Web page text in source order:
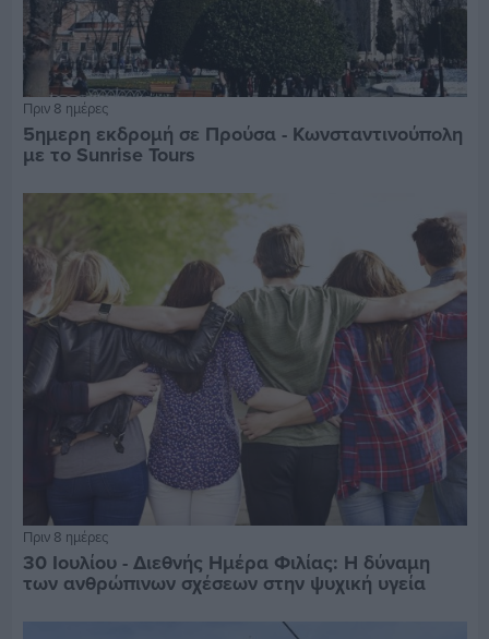
Πριν 8 ημέρες
5ημερη εκδρομή σε Προύσα - Κωνσταντινούπολη
με το Sunrise Tours
Πριν 8 ημέρες
30 Ιουλίου - Διεθνής Ημέρα Φιλίας: Η δύναμη
των ανθρώπινων σχέσεων στην ψυχική υγεία